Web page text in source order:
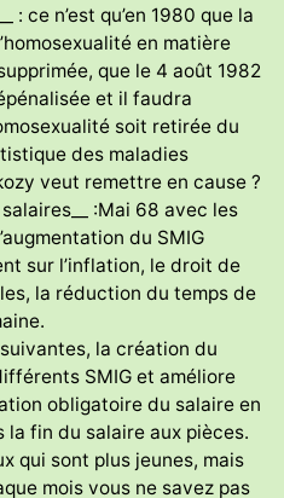
: ce n’est qu’en 1980 que la
en matière
que le 4 août 1982
et il faudra
soit retirée du
des maladies
veut remettre en cause ?
:Mai 68 avec les
du SMIG
sur l’inflation, le droit de
la réduction du temps de
la création du
SMIG et améliore
obligatoire du salaire en
la fin du salaire aux pièces.
qui sont plus jeunes, mais
mois vous ne savez pas